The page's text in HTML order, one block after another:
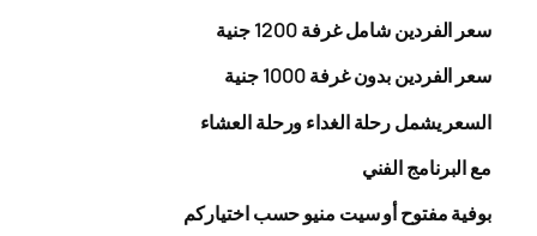
سعر الفردين شامل غرفة
1200
جنية
سعر الفردين بدون غرفة1000جنية
السعر يشمل رحلة الغداء ورحلة العشاء
مع البرنامج الفني
بوفية مفتوح أو سيت منيو حسب اختياركم